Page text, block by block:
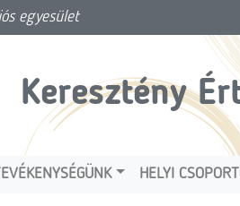
egyesület
Keresztény
HELYI